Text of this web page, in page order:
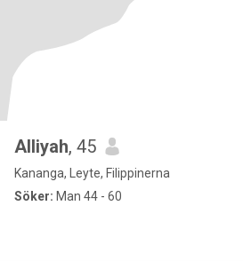
Alliyah, 45
Kananga, Leyte, Filippinerna
Söker: Man 44 - 60